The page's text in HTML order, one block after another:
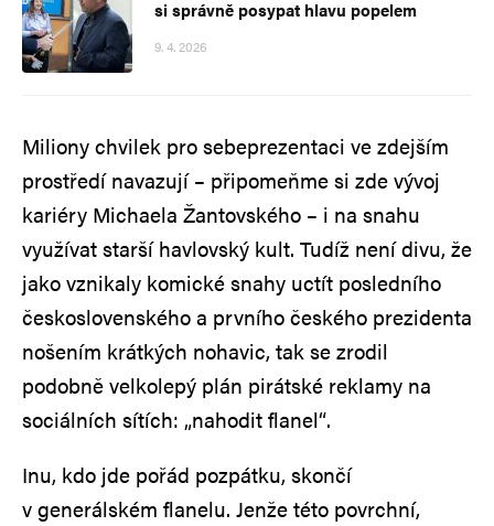
si správně posypat hlavu popelem
9. 4. 2026
Miliony chvilek pro sebeprezentaci ve zdejším
prostředí navazují – připomeňme si zde vývoj
kariéry Michaela Žantovského – i na snahu
využívat starší havlovský kult. Tudíž není divu, že
jako vznikaly komické snahy uctít posledního
československého a prvního českého prezidenta
nošením krátkých nohavic, tak se zrodil
podobně velkolepý plán pirátské reklamy na
sociálních sítích: „nahodit flanel“.
Inu, kdo jde pořád pozpátku, skončí
v generálském flanelu. Jenže této povrchní,